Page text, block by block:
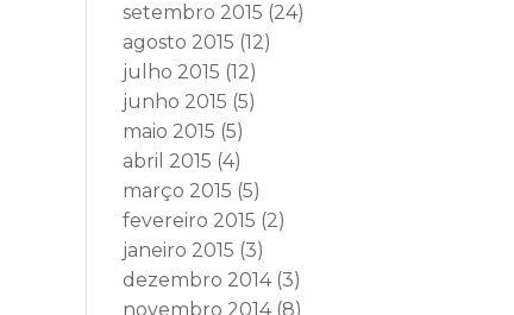
setembro 2015 (24)
agosto 2015 (12)
julho 2015 (12)
junho 2015 (5)
maio 2015 (5)
abril 2015 (4)
março 2015 (5)
fevereiro 2015 (2)
janeiro 2015 (3)
dezembro 2014(3)
novembro 2014(8)